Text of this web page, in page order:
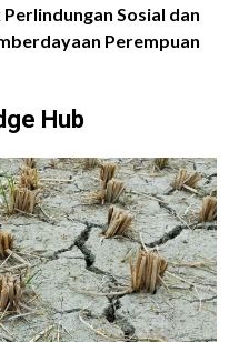
Sosial dan
Perempuan
Hub